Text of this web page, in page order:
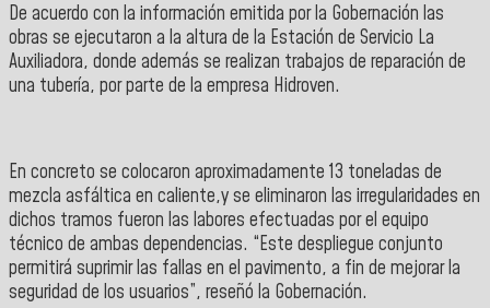
De acuerdo con la información emitida por la Gobernación las
obras se ejecutaron a la altura de la Estación de Servicio La
Auxiliadora, donde además se realizan trabajos de reparación de
una tubería, por parte de la empresa Hidroven.
En concreto se colocaron aproximadamente 13 toneladas de
mezcla asfáltica en caliente,y se eliminaron las irregularidades en
dichos tramos fueron las labores efectuadas por el equipo
técnico de ambas dependencias. “Este despliegue conjunto
permitirá suprimir las fallas en el pavimento, a fin de mejorar la
seguridad de los usuarios”, reseñó la Gobernación.